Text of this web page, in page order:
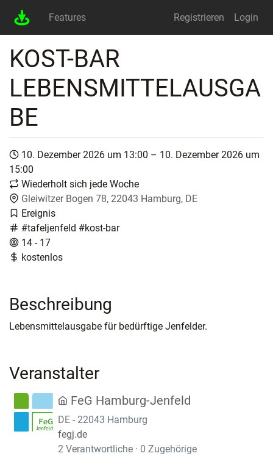
Features Registrieren Login
KOST-BAR
LEBENSMITTELAUSGA
BE
10. Dezember 2026 um 13:00 – 10. Dezember 2026 um
15:00
Wiederholt sich jede Woche
Gleiwitzer Bogen 78, 22043 Hamburg, DE
Ereignis
#tafeljenfeld #kost-bar
14 - 17
kostenlos
Beschreibung
Lebensmittelausgabe für bedürftige Jenfelder.
Veranstalter
FeG Hamburg-Jenfeld
DE - 22043 Hamburg
fegj.de
2 Verantwortliche · 0 Zugehörige